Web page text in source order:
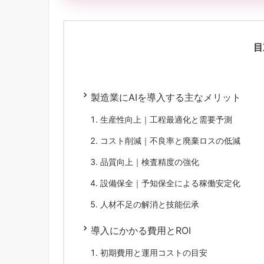
製造業にAIを導入する主なメリット
生産性向上｜工程最適化と需要予測
コスト削減｜不良率と廃棄ロスの低減
品質向上｜検査精度の強化
設備保全｜予知保全による稼働安定化
人材不足の解消と技能伝承
導入にかかる費用とROI
初期費用と運用コストの目安